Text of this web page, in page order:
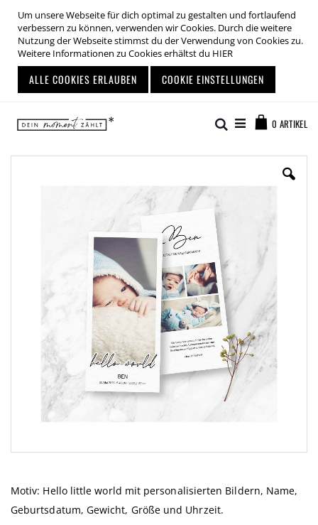
Um unsere Webseite für dich optimal zu gestalten und fortlaufend
verbessern zu können, verwenden wir Cookies. Durch die weitere
Nutzung der Webseite stimmst du der Verwendung von Cookies zu.
Weitere Informationen zu Cookies erhältst du HIER
ALLE COOKIES ERLAUBEN COOKIE EINSTELLUNGEN
Inhalt
springen
0 ARTIKEL
Suche
der
Bildgalerie
springen
Motiv: Hello little world mit personalisierten Bildern, Name,
Geburtsdatum, Gewicht, Größe und Uhrzeit.